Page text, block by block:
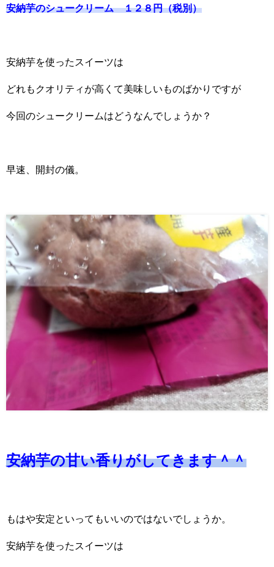
安納芋のシュークリーム １２８円（税別）
安納芋を使ったスイーツは
どれもクオリティが高くて美味しいものばかりですが
今回のシュークリームはどうなんでしょうか？
早速、開封の儀。
安納芋の甘い香りがしてきます＾＾
もはや安定といってもいいのではないでしょうか。
安納芋を使ったスイーツは